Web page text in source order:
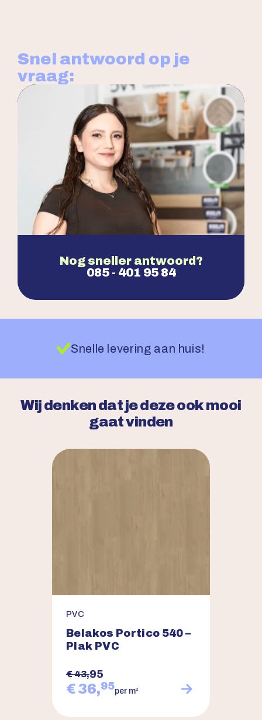
Snel antwoord op je
vraag:
Nog sneller antwoord?
085 - 401 95 84
Snelle levering aan huis!
Wij denken dat je deze ook mooi
gaat vinden
PVC
Belakos Portico 540 –
Plak PVC
€ 43,95
€ 36,95per m2